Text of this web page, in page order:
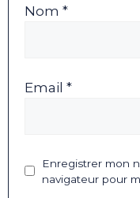
Nom *
Email *
Enregistrer mon
navigateur pour